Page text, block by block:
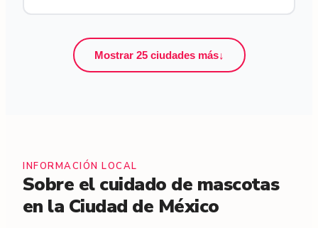
Mostrar 25 ciudades más↓
INFORMACIÓN LOCAL
Sobre el cuidado de mascotas
en la Ciudad de México